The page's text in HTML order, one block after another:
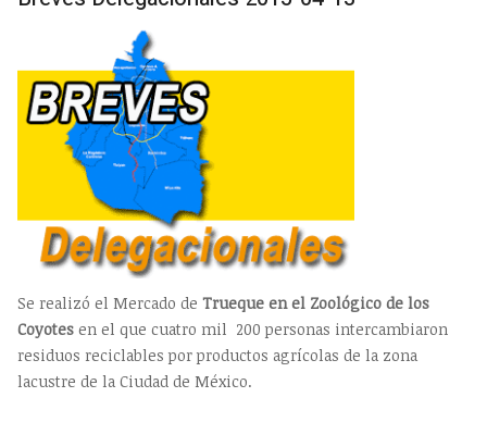
Se realizó el Mercado de Trueque en el Zoológico de los
Coyotes en el que cuatro mil 200 personas intercambiaron
residuos reciclables por productos agrícolas de la zona
lacustre de la Ciudad de México.